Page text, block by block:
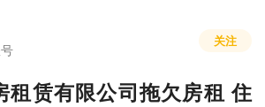
关注
租赁有限公司拖欠房租 住